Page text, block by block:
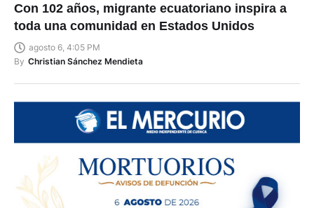
Con 102 años, migrante ecuatoriano inspira a
toda una comunidad en Estados Unidos
agosto 6, 4:05 PM
By Christian Sánchez Mendieta